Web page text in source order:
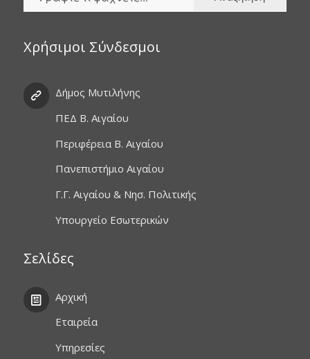
Χρήσιμοι Σύνδεσμοι
Δήμος Μυτιλήνης
ΠΕΔ Β. Αιγαίου
Περιφέρεια Β. Αιγαίου
Πανεπιστήμιο Αιγαίου
Γ.Γ. Αιγαίου & Νησ. Πολιτικής
Υπουργείο Εσωτερικών
Σελίδες
Αρχική
Εταιρεία
Υπηρεσίες